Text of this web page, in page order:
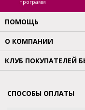
программ
ПОМОЩЬ
О КОМПАНИИ
КЛУБ ПОКУПАТЕЛЕЙ
СПОСОБЫ ОПЛАТЫ